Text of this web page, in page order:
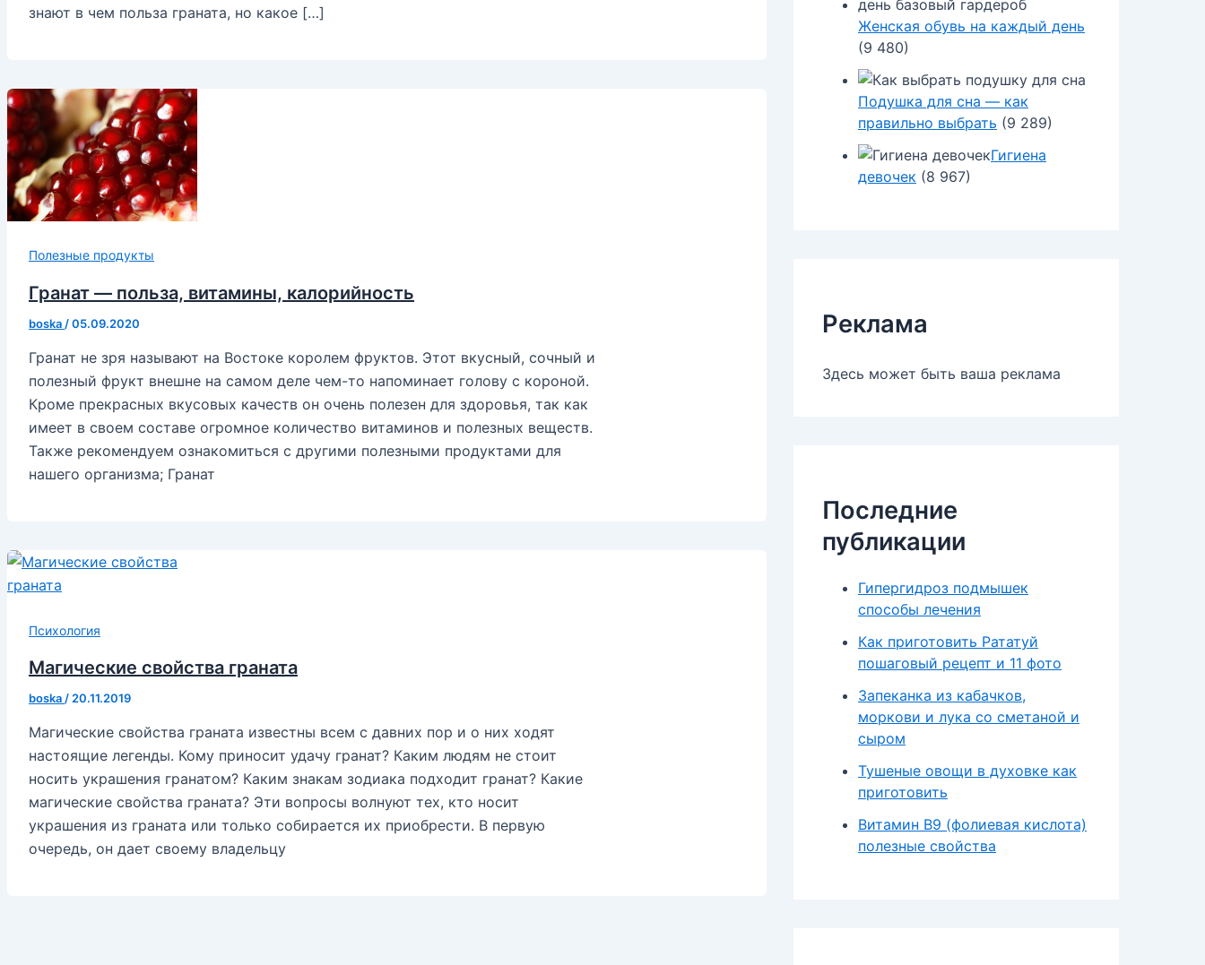
знают в чем польза граната, но какое […]
Полезные продукты
Гранат — польза, витамины, калорийность
boska /05.09.2020
Гранат не зря называют на Востоке королем фруктов. Этот вкусный, сочный и
полезный фрукт внешне на самом деле чем-то напоминает голову с короной.
Кроме прекрасных вкусовых качеств он очень полезен для здоровья, так как
имеет в своем составе огромное количество витаминов и полезных веществ.
Также рекомендуем ознакомиться с другими полезными продуктами для
нашего организма; Гранат
Психология
Магические свойства граната
boska/20.11.2019
Магические свойства граната известны всем с давних пор и о них ходят
настоящие легенды. Кому приносит удачу гранат? Каким людям не стоит
носить украшения гранатом? Каким знакам зодиака подходит гранат? Какие
магические свойства граната? Эти вопросы волнуют тех, кто носит
украшения из граната или только собирается их приобрести. В первую
очередь, он дает своему владельцу
Женская обувь на каждый день
(9 480)
Подушка для сна — как
правильно выбрать (9 289)
Гигиена
девочек (8 967)
Реклама
Здесь может быть ваша реклама
Последние
публикации
Гипергидроз подмышек
способы лечения
Как приготовить Рататуй
пошаговый рецепт и 11 фото
Запеканка из кабачков,
моркови и лука со сметаной и
сыром
Тушеные овощи в духовке как
приготовить
Витамин В9 (фолиевая кислота)
полезные свойства